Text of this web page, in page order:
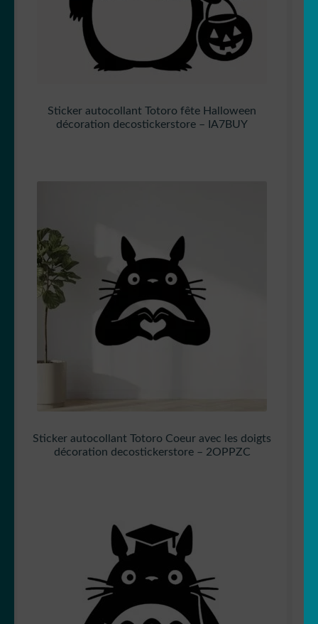
Sticker autocollant Totoro fête Halloween
décoration decostickerstore – IA7BUY
Sticker autocollant Totoro Coeur avec les doigts
décoration decostickerstore – 2OPPZC